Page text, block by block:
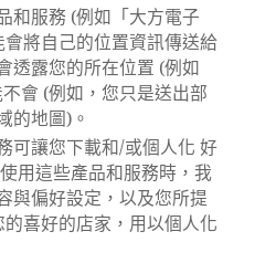
和服務 (例如「大方電子
會將自己的位置資訊傳送給
透露您的所在位置 (例如
會 (例如，您只是送出部
的地圖)。
可讓您下載和/或個人化 好
用這些產品和服務時，我
與偏好設定，以及您所提
喜好的店家，用以個人化